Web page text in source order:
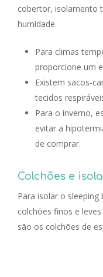
cobertor, isolamento
humidade.
Para climas
proporcione um
Existem sacos-
tecidos
Para o inverno,
evitar a
de comprar.
Colchões e
Para isolar o
colchões finos e
são os colchões de